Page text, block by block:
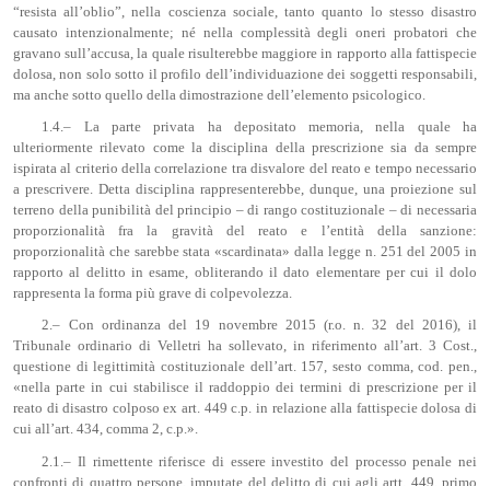
“resista all’oblio”, nella coscienza sociale, tanto quanto lo stesso disastro
causato intenzionalmente; né nella complessità degli oneri probatori che
gravano sull’accusa, la quale risulterebbe maggiore in rapporto alla fattispecie
dolosa, non solo sotto il profilo dell’individuazione dei soggetti responsabili,
ma anche sotto quello della dimostrazione dell’elemento psicologico.
1.4.– La parte privata ha depositato memoria, nella quale ha
ulteriormente rilevato come la disciplina della prescrizione sia da sempre
ispirata al criterio della correlazione tra disvalore del reato e tempo necessario
a prescrivere. Detta disciplina rappresenterebbe, dunque, una proiezione sul
terreno della punibilità del principio – di rango costituzionale – di necessaria
proporzionalità fra la gravità del reato e l’entità della sanzione:
proporzionalità che sarebbe stata «scardinata» dalla legge n. 251 del 2005 in
rapporto al delitto in esame, obliterando il dato elementare per cui il dolo
rappresenta la forma più grave di colpevolezza.
2.– Con ordinanza del 19 novembre 2015 (r.o. n. 32 del 2016), il
Tribunale ordinario di Velletri ha sollevato, in riferimento all’art. 3 Cost.,
questione di legittimità costituzionale dell’art. 157, sesto comma, cod. pen.,
«nella parte in cui stabilisce il raddoppio dei termini di prescrizione per il
reato di disastro colposo ex art. 449 c.p. in relazione alla fattispecie dolosa di
cui all’art. 434, comma 2, c.p.».
2.1.– Il rimettente riferisce di essere investito del processo penale nei
confronti di quattro persone, imputate del delitto di cui agli artt. 449, primo